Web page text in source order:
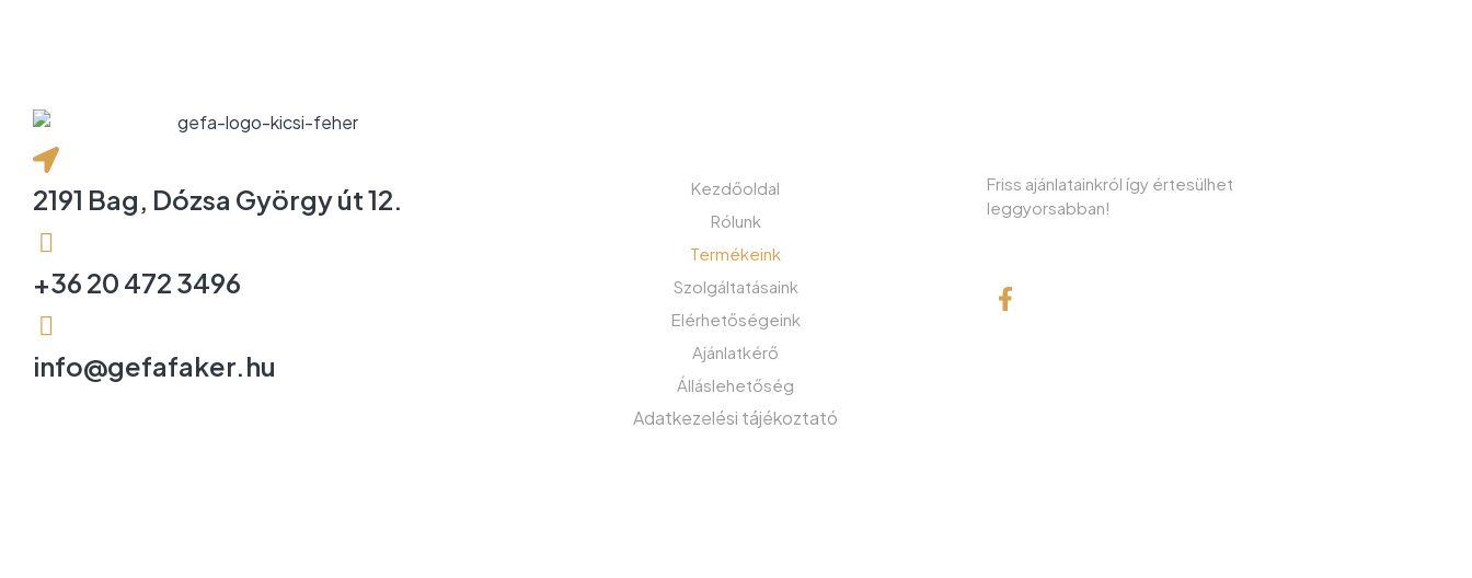
2191 Bag, Dózsa György út 12.
+36 20 472 3496
info@gefafaker.hu
Kezdőoldal
Rólunk
Termékeink
Szolgáltatásaink
Elérhetőségeink
Ajánlatkérő
Álláslehetőség
Adatkezelési tájékoztató
Friss ajánlatainkról így értesülhet
leggyorsabban!